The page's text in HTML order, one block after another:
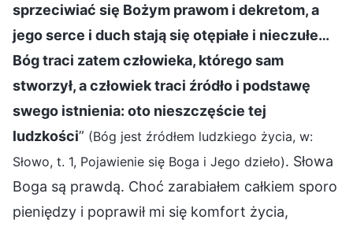
sprzeciwiać się Bożym prawom i dekretom, a
jego serce i duch stają się otępiałe i nieczułe…
Bóg traci zatem człowieka, którego sam
stworzył, a człowiek traci źródło i podstawę
swego istnienia: oto nieszczęście tej
ludzkości” (Bóg jest źródłem ludzkiego życia, w:
Słowo, t. 1, Pojawienie się Boga i Jego dzieło). Słowa
Boga są prawdą. Choć zarabiałem całkiem sporo
pieniędzy i poprawił mi się komfort życia,